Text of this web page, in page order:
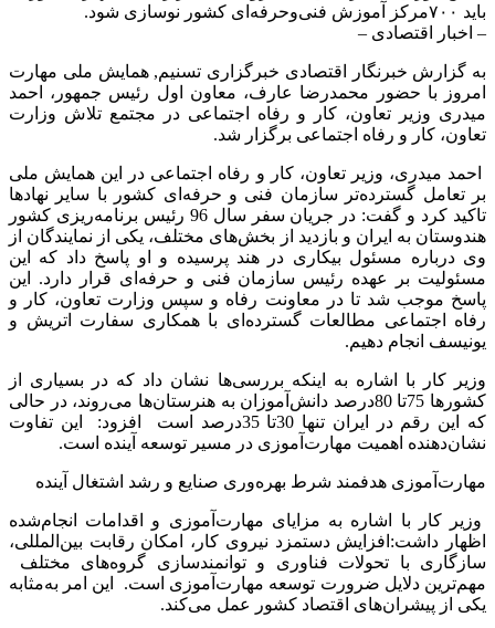
باید ۷۰۰مرکز آموزش فنی‌وحرفه‌ای کشور نوسازی شود.
– اخبار اقتصادی –
به گزارش خبرنگار اقتصادی خبرگزاری تسنیم, همایش ملی مهارت
امروز با حضور محمدرضا عارف، معاون اول رئیس جمهور، احمد
میدری وزیر تعاون، کار و رفاه اجتماعی در مجتمع تلاش وزارت
تعاون، کار و رفاه اجتماعی برگزار شد.
احمد میدری، وزیر تعاون، کار و رفاه اجتماعی در این همایش ملی
بر تعامل گسترده‌تر سازمان فنی و حرفه‌ای کشور با سایر نهادها
تاکید کرد و گفت: در جریان سفر سال 96 رئیس برنامه‌ریزی کشور
هندوستان به ایران و بازدید از بخش‌های مختلف، یکی از نمایندگان از
وی درباره مسئول بیکاری در هند پرسیده و او پاسخ داد که این
مسئولیت بر عهده رئیس سازمان فنی و حرفه‌ای قرار دارد. این
پاسخ موجب شد تا در معاونت رفاه و سپس وزارت تعاون، کار و
رفاه اجتماعی مطالعات گسترده‌ای با همکاری سفارت اتریش و
یونیسف انجام دهیم.
وزیر کار با اشاره به اینکه بررسی‌ها نشان داد که در بسیاری از
کشورها 75تا 80درصد دانش‌آموزان به هنرستان‌ها می‌روند، در حالی
که این رقم در ایران تنها 30تا 35درصد است افزود: این تفاوت
نشان‌دهنده اهمیت مهارت‌آموزی در مسیر توسعه آینده است.
مهارت‌آموزی هدفمند شرط بهره‌وری صنایع و رشد اشتغال آینده
وزیر کار با اشاره به مزایای مهارت‌آموزی و اقدامات انجام‌شده
اظهار داشت:افزایش دستمزد نیروی کار، امکان رقابت بین‌المللی،
سازگاری با تحولات فناوری و توانمندسازی گروه‌های مختلف
مهم‌ترین دلایل ضرورت توسعه مهارت‌آموزی است. این امر به‌مثابه
یکی از پیشران‌های اقتصاد کشور عمل می‌کند.